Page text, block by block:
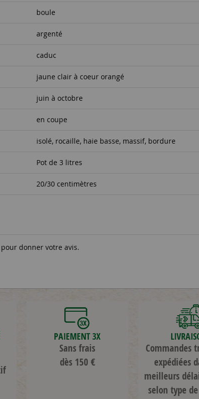
boule
argenté
caduc
jaune clair à coeur orangé
juin à octobre
en coupe
isolé, rocaille, haie basse, massif, bordure
Pot de 3 litres
20/30 centimètres
donner votre avis.
PAIEMENT 3X
Sans frais
dès 150 €
Commandes
expédiées
meilleurs
selon type